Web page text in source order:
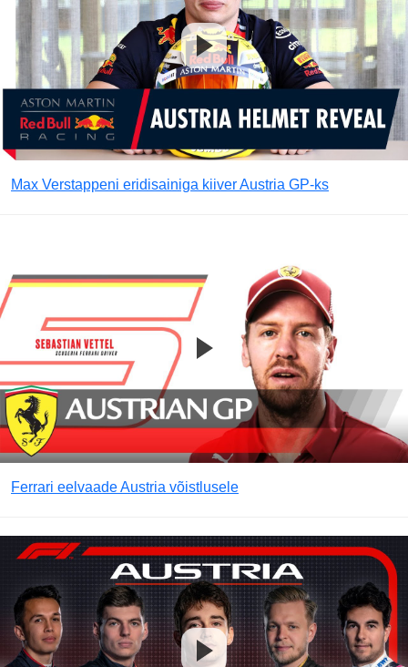
Max Verstappeni eridisainiga kiiver Austria GP-ks
Ferrari eelvaade Austria võistlusele